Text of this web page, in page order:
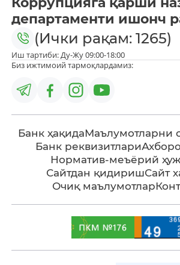
департаменти ишонч
(Ички рақам: 1265)
Иш тартиби: Ду-Жу 09:00-18:00
Биз ижтимоий тармоқлардамиз:
Банк ҳақидаМаълумотларни
Банк реквизитлари
Норматив-меъёрий
Сайтдан қидиришСайт
Очиқ маълумотлар